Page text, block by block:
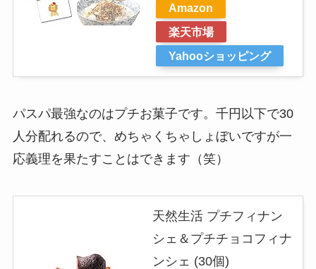
Amazon
楽天市場
Yahooショッピング
パスパ最強なのはプチお菓子です。千円以下で30
人分配れるので、めちゃくちゃしょぼいですが一
応義理を果たすことはできます（笑）
天然生活 プチフィナン
シェ＆プチチョコフィナ
ンシェ (30個)